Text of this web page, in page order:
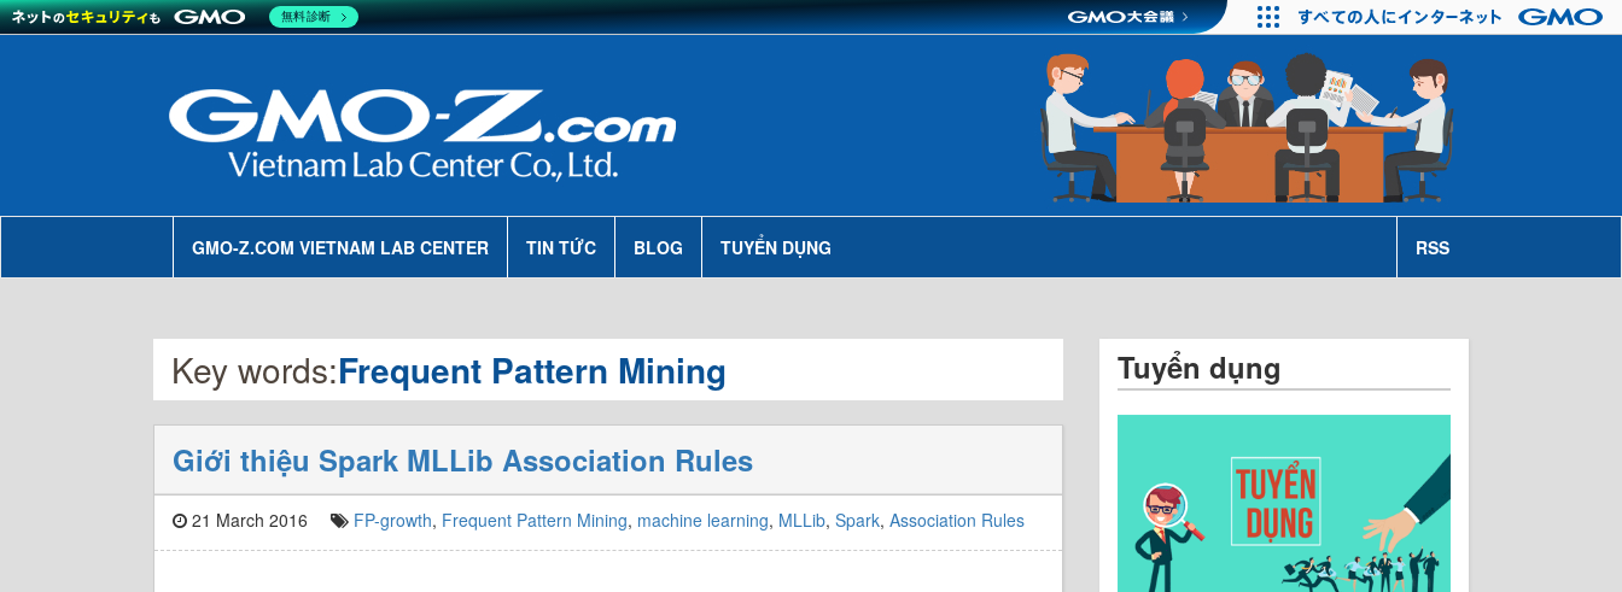
GMO-Z.COM VIETNAM LAB CENTER TIN TỨC BLOG TUYỂN DỤNG RSS
Key words:Frequent Pattern Mining
Giới thiệu Spark MLLib Association Rules
21 March 2016 FP-growth, Frequent Pattern Mining, machine learning, MLLib, Spark, Association Rules
Tuyển dụng
無料診断